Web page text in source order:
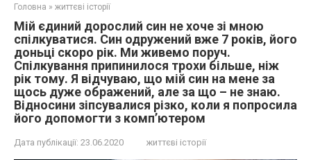
Головна » життєві історії
Мій єдиний дорослий син не хоче зі мною
спілкуватися. Син одружений вже 7 років, його
доньці скоро рік. Ми живемо поруч.
Спілкування припинилося трохи більше, ніж
рік тому. Я відчуваю, що мій син на мене за
щось дуже ображений, але за що – не знаю.
Відносини зіпсувалися різко, коли я попросила
його допомогти з комп’ютером
Дата публікації: 23.06.2020 життєві історії